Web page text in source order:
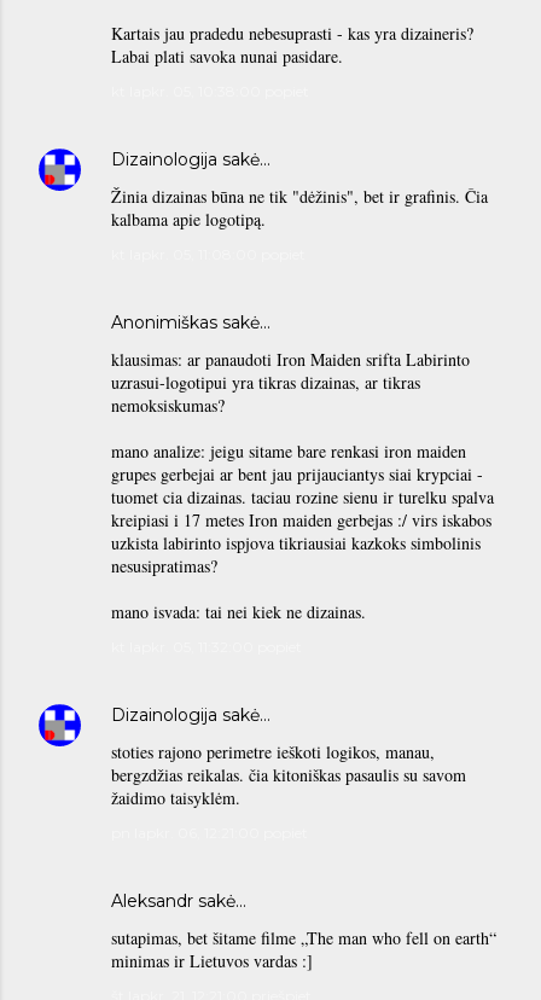
Kartais jau pradedu nebesuprasti - kas yra dizaineris?
Labai plati savoka nunai pasidare.
Dizainologija sakė…
Žinia dizainas būna ne tik "dėžinis", bet ir grafinis. Čia
kalbama apie logotipą.
Anonimiškas sakė…
klausimas: ar panaudoti Iron Maiden srifta Labirinto
uzrasui-logotipui yra tikras dizainas, ar tikras
nemoksiskumas?
mano analize: jeigu sitame bare renkasi iron maiden
grupes gerbejai ar bent jau prijauciantys siai krypciai -
tuomet cia dizainas. taciau rozine sienu ir turelku spalva
kreipiasi i 17 metes Iron maiden gerbejas :/ virs iskabos
uzkista labirinto ispjova tikriausiai kazkoks simbolinis
nesusipratimas?
mano isvada: tai nei kiek ne dizainas.
Dizainologija sakė…
stoties rajono perimetre ieškoti logikos, manau,
bergzdžias reikalas. čia kitoniškas pasaulis su savom
žaidimo taisyklėm.
Aleksandr sakė…
sutapimas, bet šitame filme „The man who fell on earth“
minimas ir Lietuvos vardas :]